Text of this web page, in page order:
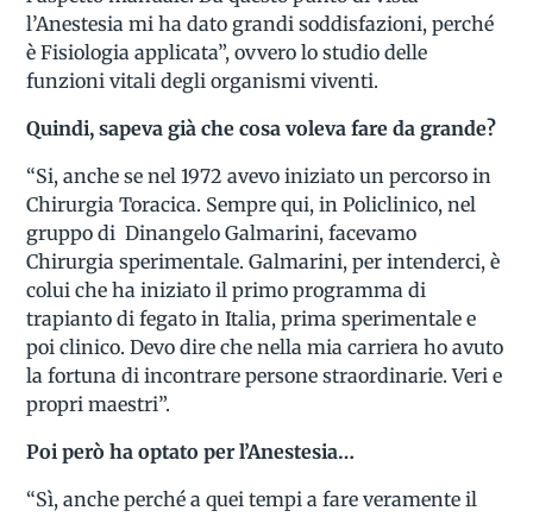
l’Anestesia mi ha dato grandi soddisfazioni, perché
è Fisiologia applicata”, ovvero lo studio delle
funzioni vitali degli organismi viventi.
Quindi, sapeva già che cosa voleva fare da grande?
“Si, anche se nel 1972 avevo iniziato un percorso in
Chirurgia Toracica. Sempre qui, in Policlinico, nel
gruppo di Dinangelo Galmarini, facevamo
Chirurgia sperimentale. Galmarini, per intenderci, è
colui che ha iniziato il primo programma di
trapianto di fegato in Italia, prima sperimentale e
poi clinico. Devo dire che nella mia carriera ho avuto
la fortuna di incontrare persone straordinarie. Veri e
propri maestri”.
Poi però ha optato per l’Anestesia…
“Sì, anche perché a quei tempi a fare veramente il